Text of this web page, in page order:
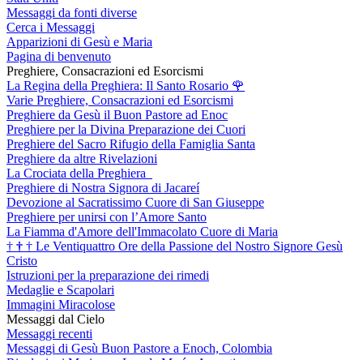
Messaggi da fonti diverse
Cerca i Messaggi
Apparizioni di Gesù e Maria
Pagina di benvenuto
Preghiere, Consacrazioni ed Esorcismi
La Regina della Preghiera: Il Santo Rosario 🌹
Varie Preghiere, Consacrazioni ed Esorcismi
Preghiere da Gesù il Buon Pastore ad Enoc
Preghiere per la Divina Preparazione dei Cuori
Preghiere del Sacro Rifugio della Famiglia Santa
Preghiere da altre Rivelazioni
La Crociata della Preghiera
Preghiere di Nostra Signora di Jacareí
Devozione al Sacratissimo Cuore di San Giuseppe
Preghiere per unirsi con l’Amore Santo
La Fiamma d'Amore dell'Immacolato Cuore di Maria
† † † Le Ventiquattro Ore della Passione del Nostro Signore Gesù
Cristo
Istruzioni per la preparazione dei rimedi
Medaglie e Scapolari
Immagini Miracolose
Messaggi dal Cielo
Messaggi recenti
Messaggi di Gesù Buon Pastore a Enoch, Colombia